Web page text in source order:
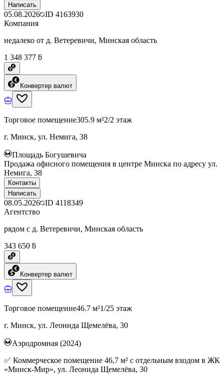
Написать
05.08.2026 ID 4163930
Компания
недалеко от д. Ветеревичи, Минская область
1 348 377 ƃ
Конвертер валют
Торговое помещение305.9 м²2/2 этаж
г. Минск, ул. Немига, 38
Площадь Богушевича
Продажа офисного помещения в центре Минска по адресу ул.
Немига, 38
Контакты
Написать
08.05.2026 ID 4118349
Агентство
рядом с д. Ветеревичи, Минская область
343 650 ƃ
Конвертер валют
Торговое помещение46.7 м²1/25 этаж
г. Минск, ул. Леонида Щемелёва, 30
Аэродромная (2024)
✅ Коммерческое помещение 46,7 м² с отдельным входом в ЖК
«Минск-Мир», ул. Леонида Щемелёва, 30